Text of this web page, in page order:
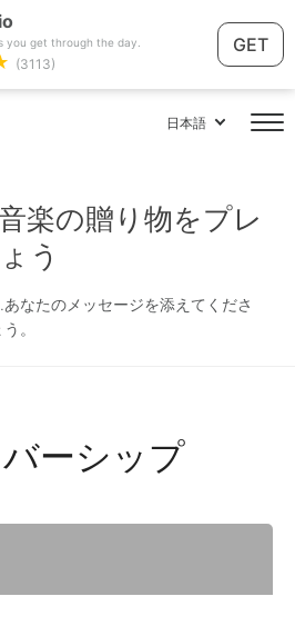
you get through the day.
(3113)
GET
日本語
楽の贈り物をプレ
う
なたのメッセージを添えてくださ
。
ーシップ